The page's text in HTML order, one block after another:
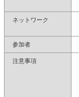
ネットワーク
参加者
注意事項